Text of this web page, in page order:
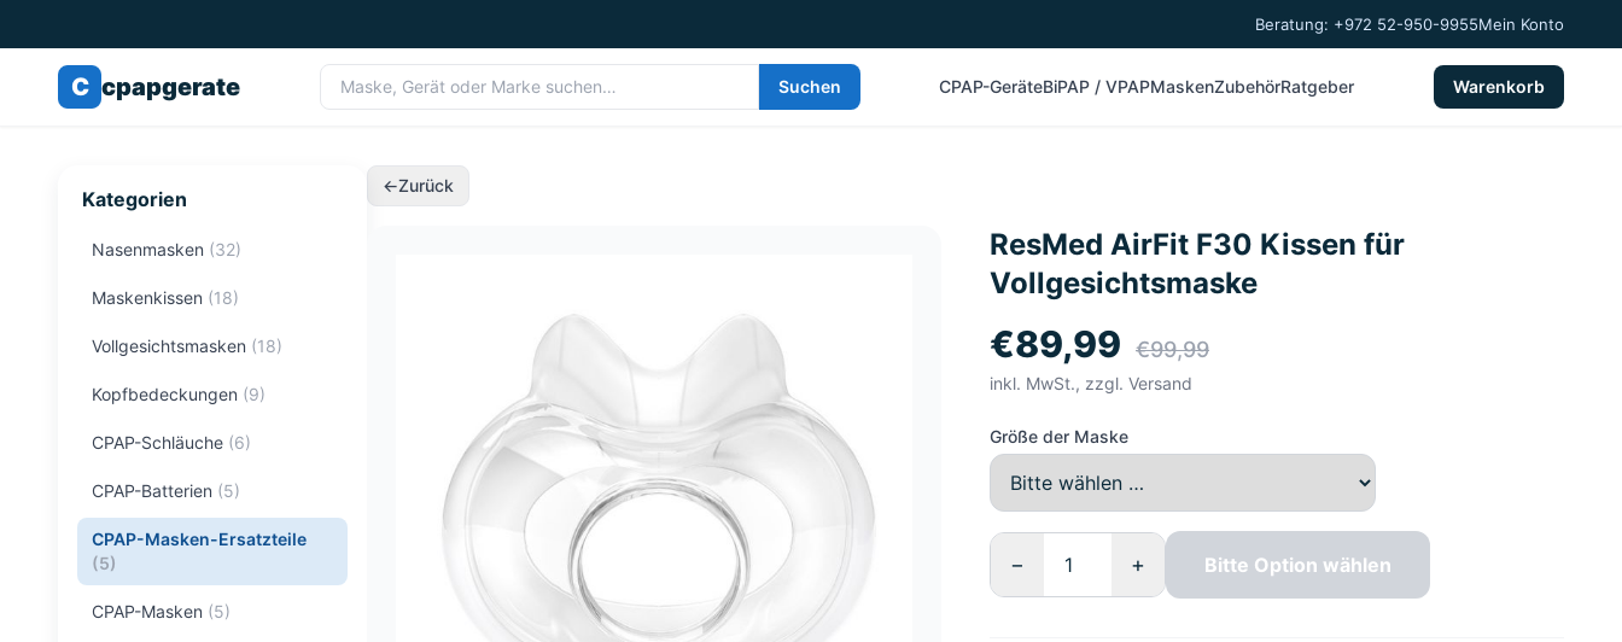
Beratung: +972 52-950-9955Mein Konto
C cpapgerate Suchen CPAP-GeräteBiPAP / VPAPMaskenZubehörRatgeber Warenkorb
Kategorien
Nasenmasken (32)
Maskenkissen (18)
Vollgesichtsmasken (18)
Kopfbedeckungen (9)
CPAP-Schläuche (6)
CPAP-Batterien (5)
CPAP-Masken-Ersatzteile
(5)
CPAP-Masken (5)
←Zurück
ResMed AirFit F30 Kissen für
Vollgesichtsmaske
€89,99 €99,99
inkl. MwSt., zzgl. Versand
Größe der Maske
− + Bitte Option wählen